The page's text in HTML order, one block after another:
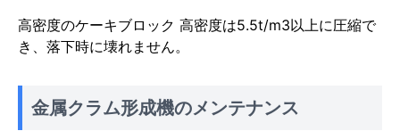
高密度のケーキブロック 高密度は5.5t/m3以上に圧縮で
き、落下時に壊れません。
金属クラム形成機のメンテナンス